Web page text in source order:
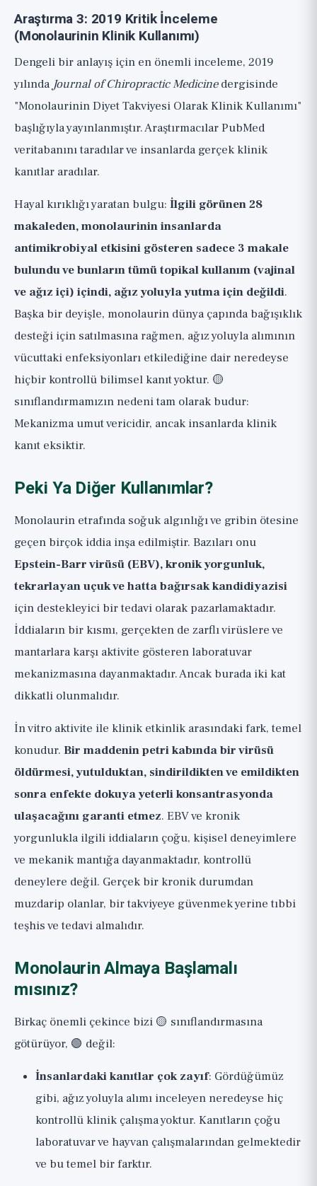
Araştırma 3: 2019 Kritik İnceleme
(Monolaurinin Klinik Kullanımı)
Dengeli bir anlayış için en önemli inceleme, 2019
yılında Journal of Chiropractic Medicinedergisinde
"Monolaurinin Diyet Takviyesi Olarak Klinik Kullanımı"
başlığıyla yayınlanmıştır. Araştırmacılar PubMed
veritabanını taradılar ve insanlarda gerçek klinik
kanıtlar aradılar.
Hayal kırıklığı yaratan bulgu: İlgili görünen 28
makaleden, monolaurinin insanlarda
antimikrobiyal etkisini gösteren sadece 3 makale
bulundu ve bunların tümü topikal kullanım (vajinal
ve ağız içi) içindi, ağız yoluyla yutma için değildi.
Başka bir deyişle, monolaurin dünya çapında bağışıklık
desteği için satılmasına rağmen, ağız yoluyla alımının
vücuttaki enfeksiyonları etkilediğine dair neredeyse
hiçbir kontrollü bilimsel kanıt yoktur. 🟡
sınıflandırmamızın nedeni tam olarak budur:
Mekanizma umut vericidir, ancak insanlarda klinik
kanıt eksiktir.
Peki Ya Diğer Kullanımlar?
Monolaurin etrafında soğuk algınlığı ve gribin ötesine
geçen birçok iddia inşa edilmiştir. Bazıları onu
Epstein-Barr virüsü (EBV), kronik yorgunluk,
tekrarlayan uçuk ve hatta bağırsak kandidiyazisi
için destekleyici bir tedavi olarak pazarlamaktadır.
İddiaların bir kısmı, gerçekten de zarflı virüslere ve
mantarlara karşı aktivite gösteren laboratuvar
mekanizmasına dayanmaktadır. Ancak burada iki kat
dikkatli olunmalıdır.
İn vitro aktivite ile klinik etkinlik arasındaki fark, temel
konudur. Bir maddenin petri kabında bir virüsü
öldürmesi, yutulduktan, sindirildikten ve emildikten
sonra enfekte dokuya yeterli konsantrasyonda
ulaşacağını garanti etmez. EBV ve kronik
yorgunlukla ilgili iddiaların çoğu, kişisel deneyimlere
ve mekanik mantığa dayanmaktadır, kontrollü
deneylere değil. Gerçek bir kronik durumdan
muzdarip olanlar, bir takviyeye güvenmek yerine tıbbi
teşhis ve tedavi almalıdır.
Monolaurin Almaya Başlamalı
mısınız?
Birkaç önemli çekince bizi 🟡 sınıflandırmasına
götürüyor, 🟢 değil:
İnsanlardaki kanıtlar çok zayıf: Gördüğümüz
gibi, ağız yoluyla alımı inceleyen neredeyse hiç
kontrollü klinik çalışma yoktur. Kanıtların çoğu
laboratuvar ve hayvan çalışmalarından gelmektedir
ve bu temel bir farktır.